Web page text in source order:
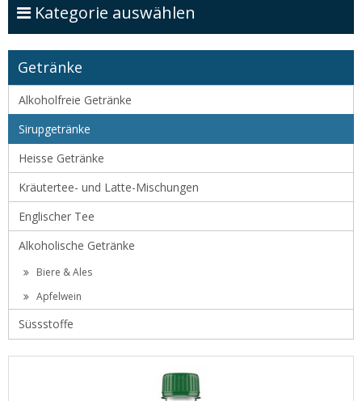
Kategorien ein-/ausblenden
Kategorie auswählen
Getränke
Alkoholfreie Getränke
Sirupgetränke
Heisse Getränke
Kräutertee- und Latte-Mischungen
Englischer Tee
Alkoholische Getränke
Biere & Ales
Apfelwein
Süssstoffe